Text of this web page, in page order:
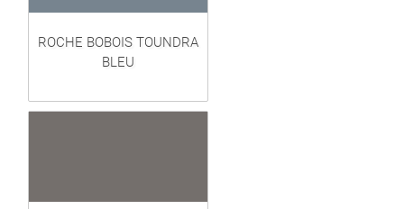
ROCHE BOBOIS TOUNDRA
BLEU